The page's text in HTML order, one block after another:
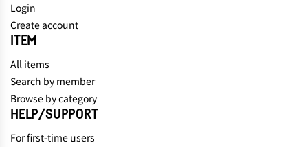
Login
Create account
ITEM
All items
Search by member
Browse by category
HELP/SUPPORT
For first-time users